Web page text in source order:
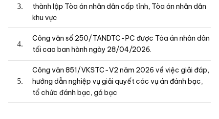
thành lập Tòa án nhân dân cấp tỉnh, Tòa án nhân dân
khu vực
Công văn số 250/TANDTC-PC được Tòa án nhân dân
tối cao ban hành ngày 28/04/2026.
Công văn 851/VKSTC-V2 năm 2026 về việc giải đáp,
hướng dẫn nghiệp vụ giải quyết các vụ án đánh bạc,
tổ chức đánh bạc, gá bạc